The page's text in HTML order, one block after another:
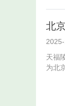
北
天福
为北